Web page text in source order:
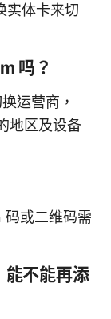
实体卡来切
吗？
运营商，
地区及设备
或二维码需
能不能再添